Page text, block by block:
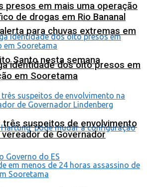
para chuvas extremas em
Santo nesta semana
presos em mais uma operação
de drogas em Rio Bananal
identidade dos oito presos em
em Sooretama
três suspeitos de envolvimento
de Governador